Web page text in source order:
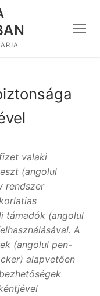
valaki
(angolul
rendszer
támadók (angolul
A
(angolul pen-
alapvetően